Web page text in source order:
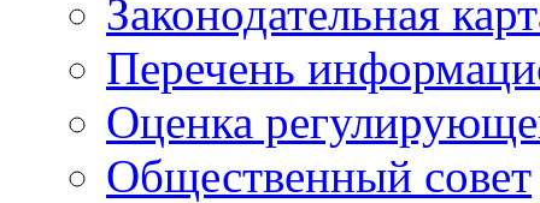
Законодательная
Перечень
Оценка
Общественный совет